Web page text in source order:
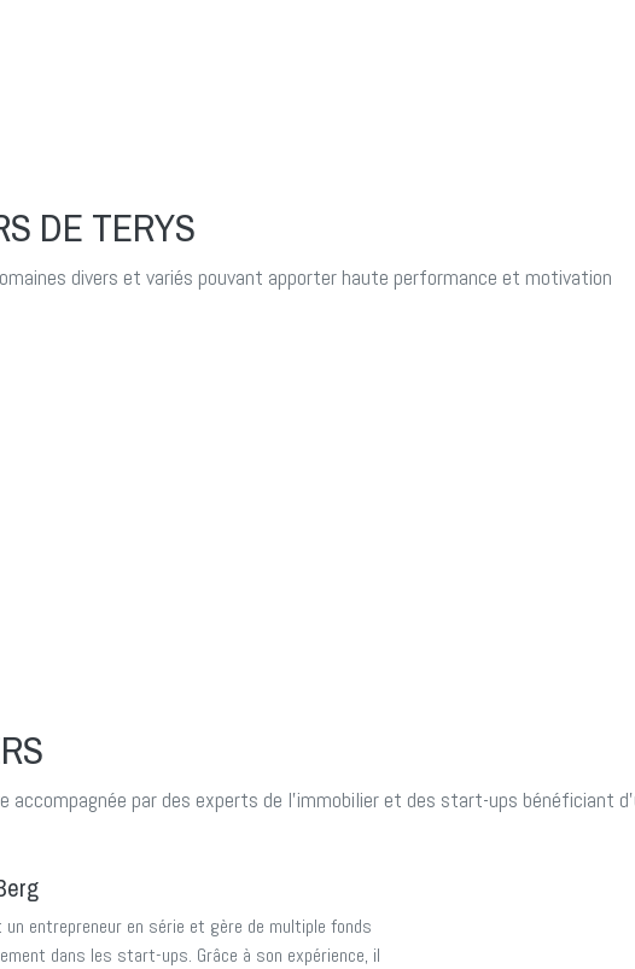
DE TERYS
divers et variés pouvant apporter haute performance et motivation
accompagnée par des experts de l'immobilier et des start-ups bénéficiant
un entrepreneur en série et gère de multiple fonds
dans les start-ups. Grâce à son expérience, il